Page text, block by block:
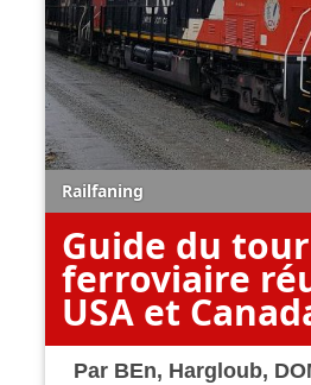
Railfaning
Guide du
ferroviaire
USA et
Par BEn, Hargloub,